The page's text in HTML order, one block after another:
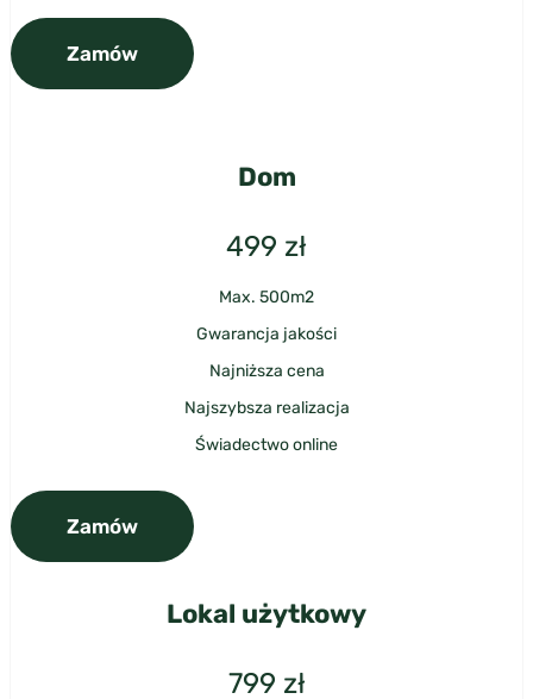
Zamów
Dom
499 zł
Max. 500m2
Gwarancja jakości
Najniższa cena
Najszybsza realizacja
Świadectwo online
Zamów
Lokal użytkowy
799 zł